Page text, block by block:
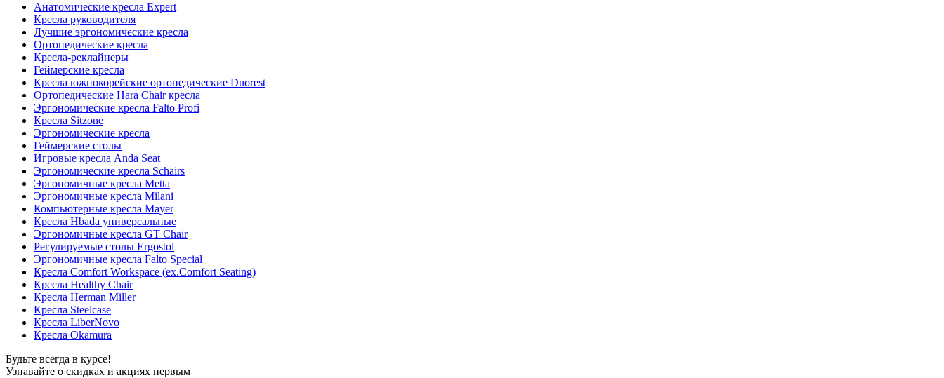
Анатомические кресла Expert
Кресла руководителя
Лучшие эргономические кресла
Ортопедические кресла
Кресла-реклайнеры
Геймерские кресла
Кресла южнокорейские ортопедические Duorest
Ортопедические Hara Chair кресла
Эргономические кресла Falto Profi
Кресла Sitzone
Эргономические кресла
Геймерские столы
Игровые кресла Anda Seat
Эргономические кресла Schairs
Эргономичные кресла Metta
Эргономичные кресла Milani
Компьютерные кресла Mayer
Кресла Hbada универсальные
Эргономичные кресла GT Chair
Регулируемые столы Ergostol
Эргономичные кресла Falto Special
Кресла Comfort Workspace (ex.Comfort Seating)
Кресла Healthy Chair
Кресла Herman Miller
Кресла Steelcase
Кресла LiberNovo
Кресла Okamura
Будьте всегда в курсе!
Узнавайте о скидках и акциях первым